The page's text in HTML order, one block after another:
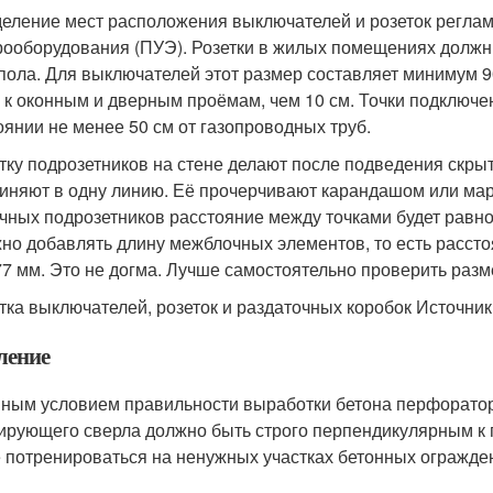
мест расположения выключателей и розеток
(ПУЭ). Розетки в жилых помещениях
Для выключателей этот размер составляет
оконным и дверным проёмам, чем 10 см. Точки
не менее 50 см от газопроводных труб.
подрозетников на стене делают после подведения
в одну линию. Её прочерчивают карандашом или
подрозетников расстояние между точками будет
добавлять длину межблочных элементов, то есть
мм. Это не догма. Лучше самостоятельно проверить
выключателей, розеток и раздаточных коробок
условием правильности выработки бетона
сверла должно быть строго перпендикулярным к
на ненужных участках бетонных